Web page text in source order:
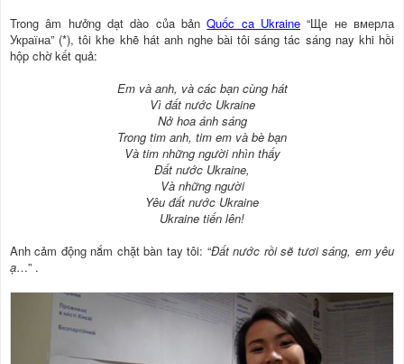
Trong âm hưởng dạt dào của bảnQuốc ca Ukraine “Ще не вмерла
Україна” (*), tôi khe khẽ hát anh nghe bài tôi sáng tác sáng nay khi hồi
hộp chờ kết quả:
Em và anh, và các bạn cùng hát
Vì đất nước Ukraine
Nở hoa ánh sáng
Trong tim anh, tim em và bè bạn
Và tim những người nhìn thấy
Đất nước Ukraine,
Và những người
Yêu đất nước Ukraine
Ukraine tiến lên!
Anh cảm động nắm chặt bàn tay tôi: “Đất nước rồi sẽ tươi sáng, em yêu
ạ…” .